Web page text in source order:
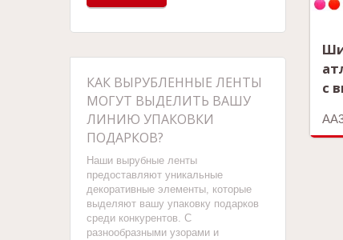
КАК ВЫРУБЛЕННЫЕ ЛЕНТЫ
МОГУТ ВЫДЕЛИТЬ ВАШУ
ЛИНИЮ УПАКОВКИ
ПОДАРКОВ?
Наши вырубные ленты
предоставляют уникальные
декоративные элементы, которые
выделяют вашу упаковку подарков
среди конкурентов. С
разнообразными узорами и
с